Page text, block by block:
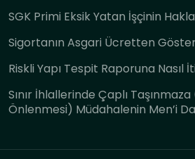
SGK Primi Eksik Yatan İşçinin
Sigortanın Asgari Ücretten
Riskli Yapı Tespit Raporuna Nasıl
Sınır İhlallerinde Çaplı
Önlenmesi) Müdahalenin Men’i